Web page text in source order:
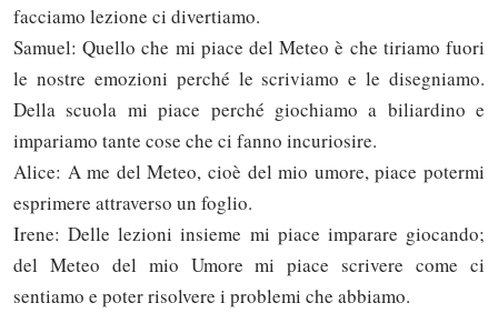
facciamo lezione ci divertiamo.
Samuel: Quello che mi piace del Meteo è che tiriamo fuori
le nostre emozioni perché le scriviamo e le disegniamo.
Della scuola mi piace perché giochiamo a biliardino e
impariamo tante cose che ci fanno incuriosire.
Alice: A me del Meteo, cioè del mio umore, piace potermi
esprimere attraverso un foglio.
Irene: Delle lezioni insieme mi piace imparare giocando;
del Meteo del mio Umore mi piace scrivere come ci
sentiamo e poter risolvere i problemi che abbiamo.